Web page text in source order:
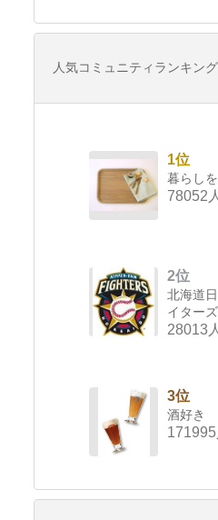
人気コミュニティランキング
1位
暮らし
78052人
2位
北海道
イターズ
28013人
3位
酒好き
171995